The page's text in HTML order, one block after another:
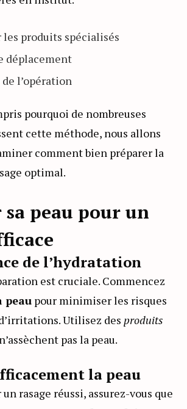
les produits spécialisés
déplacement
l’opération
pourquoi de nombreuses
cette méthode, nous allons
comment bien préparer la
optimal.
peau pour un
de l’hydratation
est cruciale. Commencez
peau pour minimiser les risques
Utilisez des produits
pas la peau.
la peau
rasage réussi, assurez-vous que